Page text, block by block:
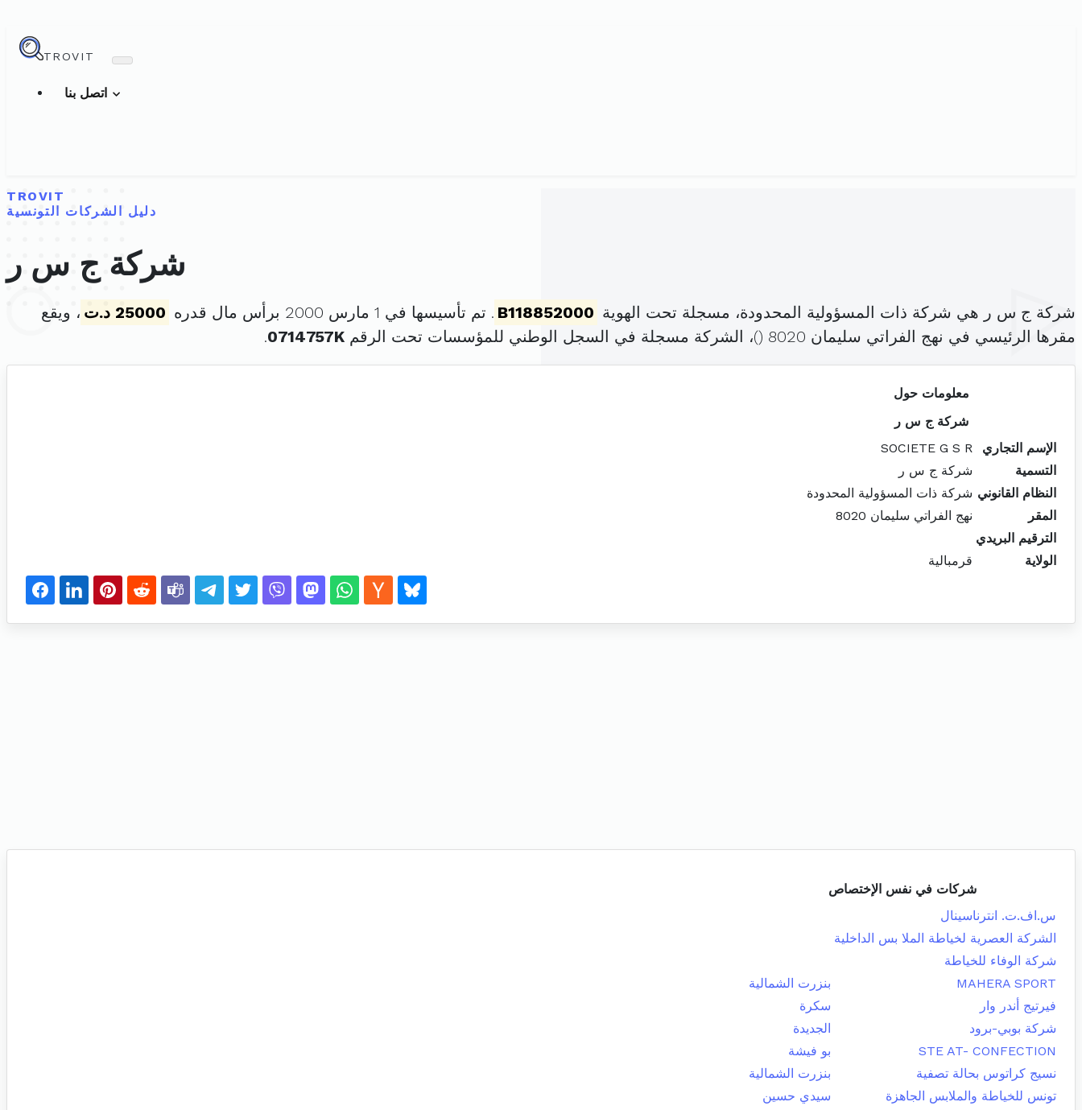
TROVIT
TROVIT
دليل الشركات التونسية
شركة ج س ر
شركة ج س ر هي شركة ذات المسؤولية المحدودة، مسجلة تحت الهوية B118852000 . تم تأسيسها في 1 مارس 2000 برأس مال قدره 25000 د.ت
، ويقع
مقرها الرئيسي في نهج الفراتي سليمان 8020 (
)، الشركة مسجلة في السجل الوطني للمؤسسات تحت الرقم 0714757K
.
معلومات حول
شركة ج س ر
الإسم التجاري
SOCIETE G S R
التسمية
شركة ج س ر
النظام القانوني شركة ذات المسؤولية المحدودة
المقر
نهج الفراتي سليمان 8020
الترقيم البريدي
الولاية
قرمبالية
شركات في نفس الإختصاص
س.اف.ت. انترناسينال
الشركة العصرية لخياطة الملا بس الداخلية
شركة الوفاء للخياطة
MAHERA SPORT
بنزرت الشمالية
فيرتيج أندر وار
سكرة
شركة بوبي-برود
الجديدة
STE AT- CONFECTION
بو فيشة
نسيج كراتوس بحالة تصفية
بنزرت الشمالية
تونس للخياطة والملابس الجاهزة
سيدي حسين